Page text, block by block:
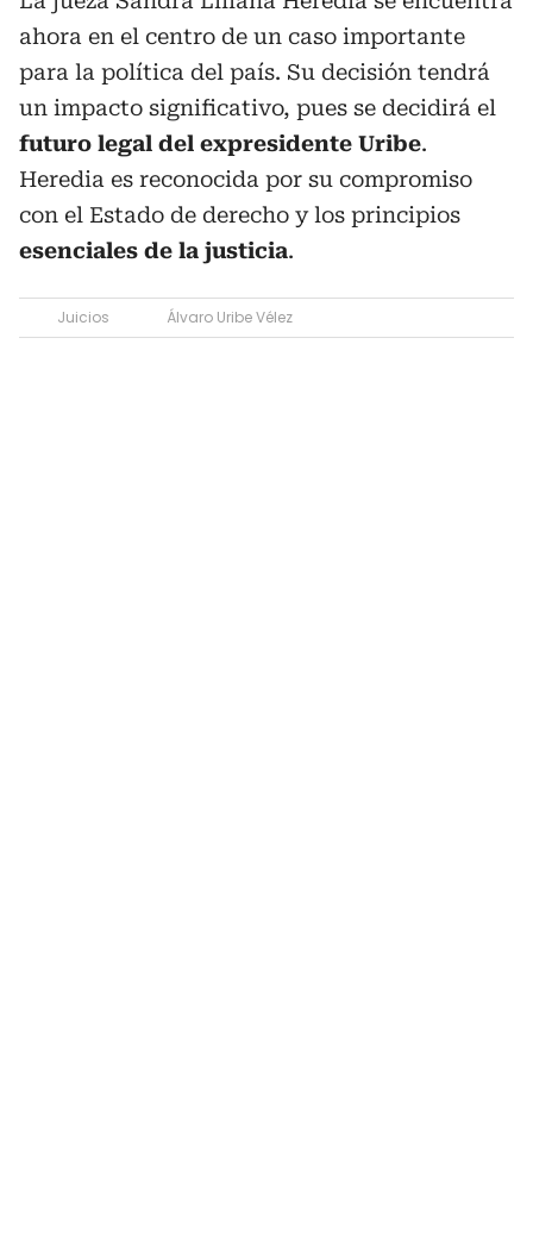
ahora en el centro de un caso importante
para la política del país. Su decisión tendrá
un impacto significativo, pues se decidirá el
futuro legal del expresidente Uribe.
Heredia es reconocida por su compromiso
con el Estado de derecho y los principios
esenciales de la justicia.
Juicios Álvaro Uribe Vélez